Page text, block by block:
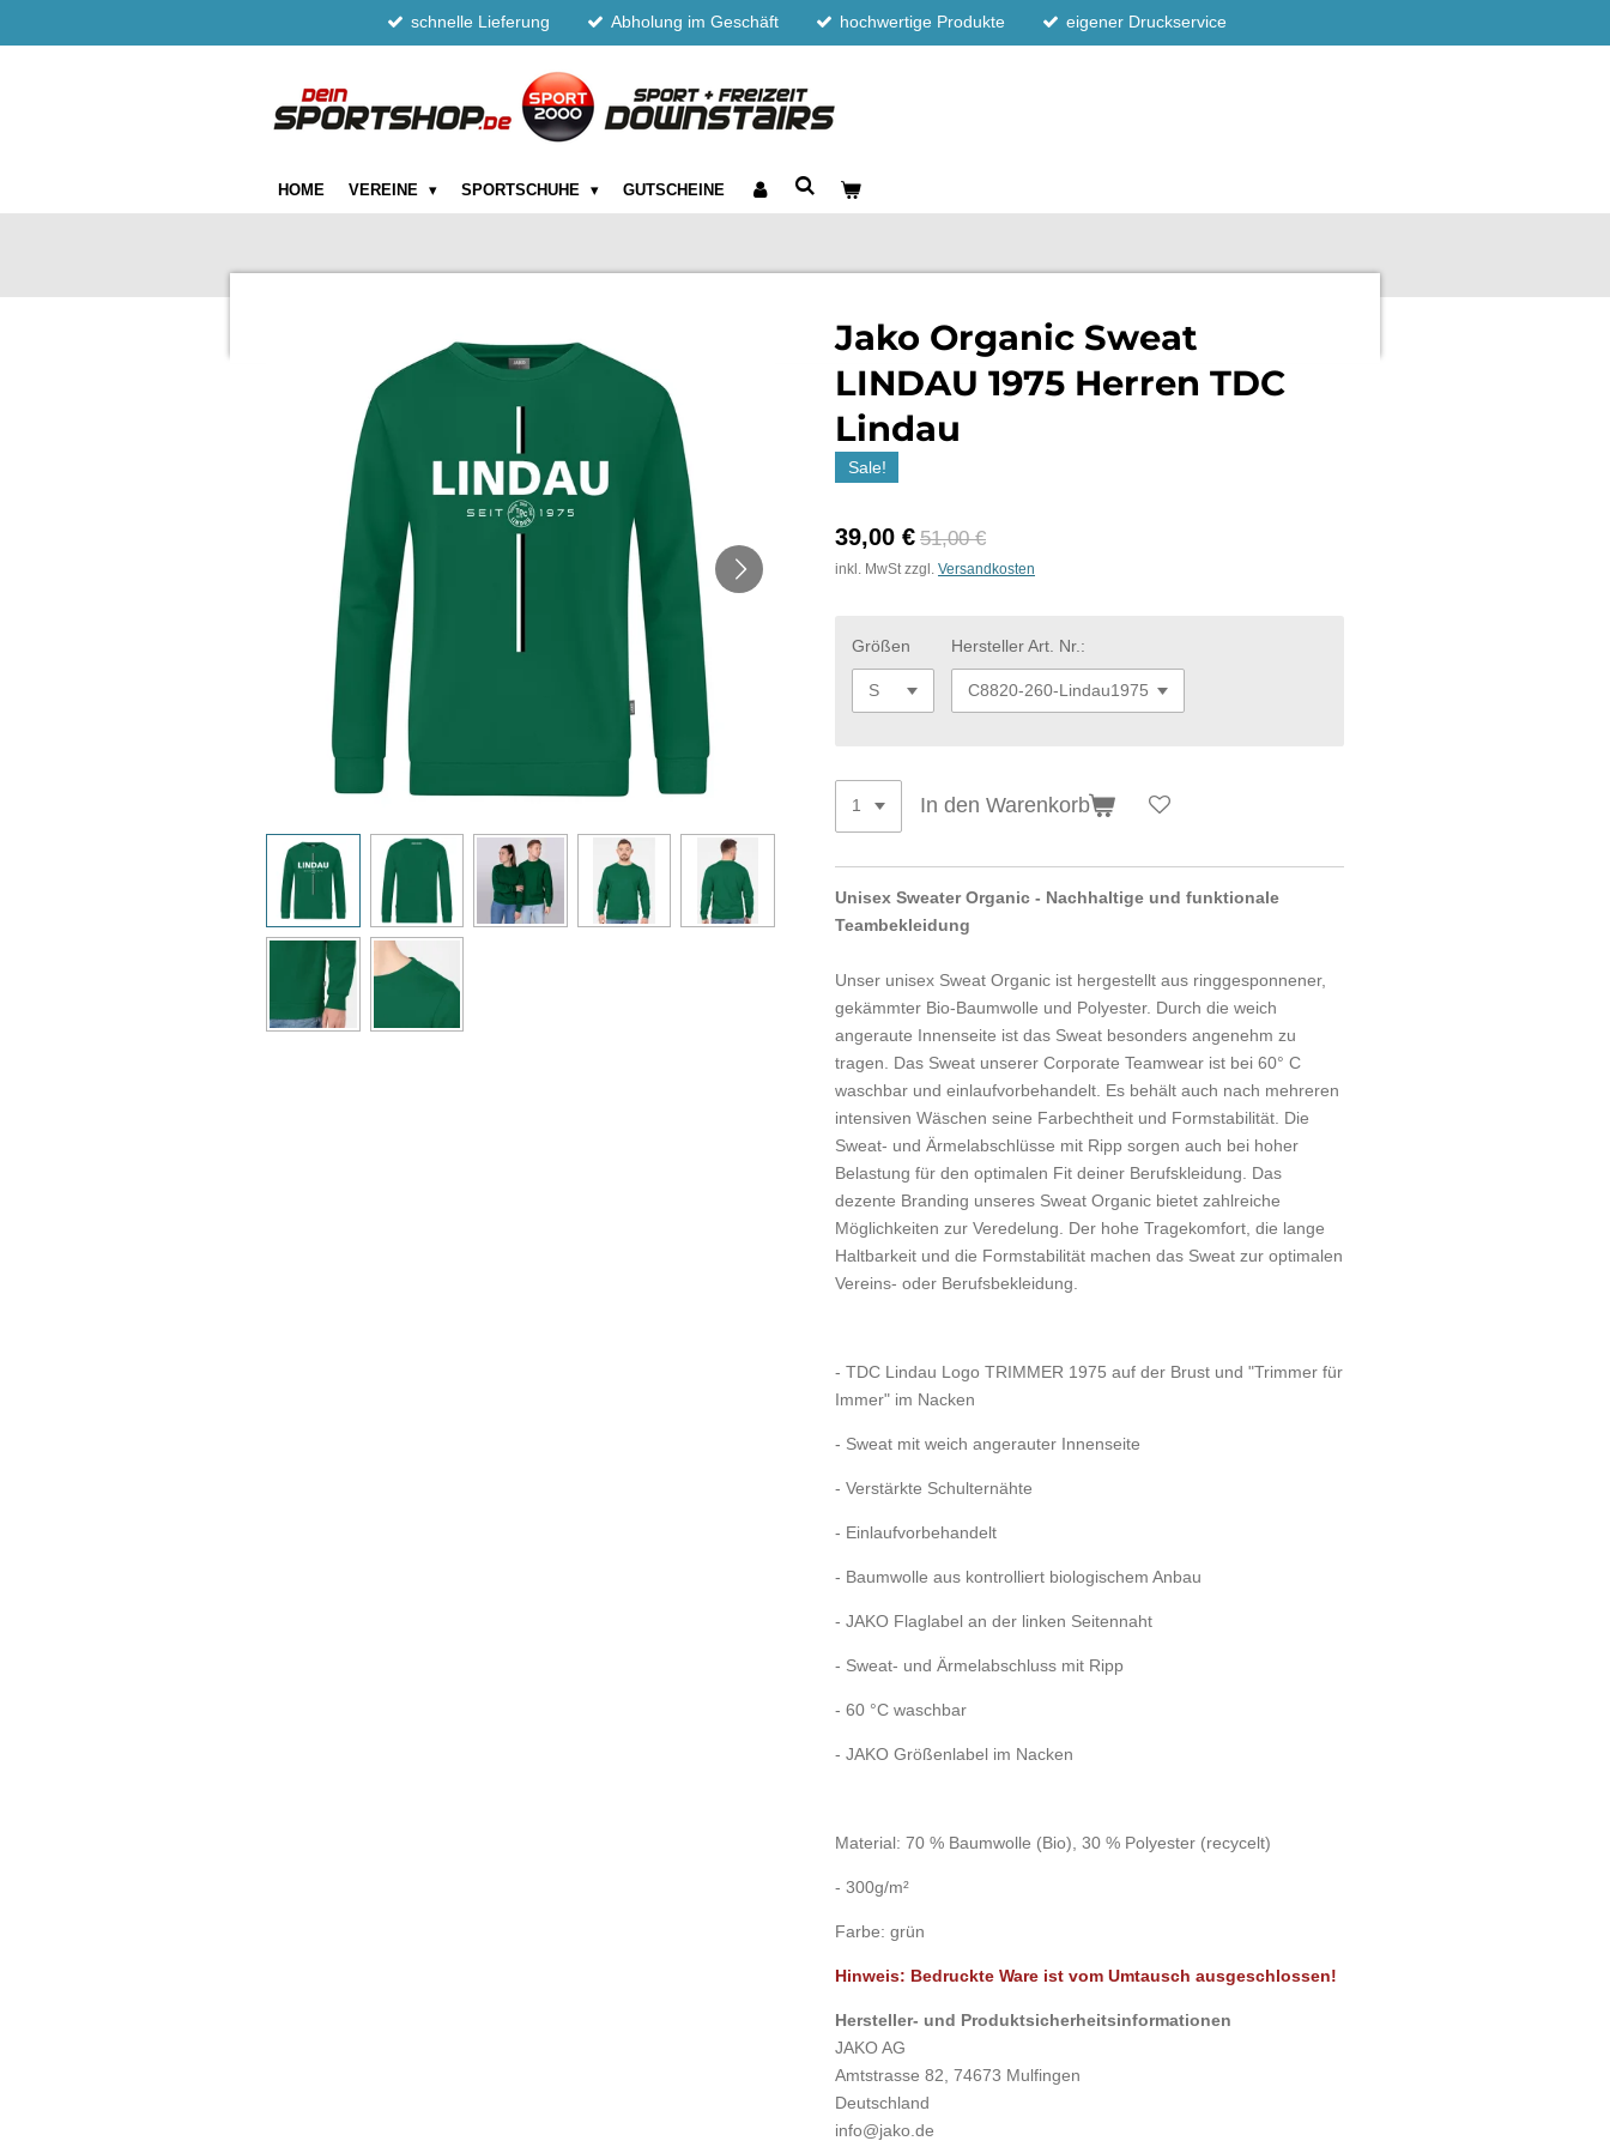
Hauptinhalt
schnelle Lieferung Abholung im Geschäft hochwertige Produkte eigener Druckservice
HOME VEREINE SPORTSCHUHE GUTSCHEINE
Jako Organic Sweat
LINDAU 1975 Herren TDC
Lindau
Sale!
39,00 € 51,00 €
inkl. MwSt zzgl. Versandkosten
Größen Hersteller Art. Nr.:
In den Warenkorb
Unisex Sweater Organic - Nachhaltige und funktionale
Teambekleidung
Unser unisex Sweat Organic ist hergestellt aus ringgesponnener,
gekämmter Bio-Baumwolle und Polyester. Durch die weich
angeraute Innenseite ist das Sweat besonders angenehm zu
tragen. Das Sweat unserer Corporate Teamwear ist bei 60° C
waschbar und einlaufvorbehandelt. Es behält auch nach mehreren
intensiven Wäschen seine Farbechtheit und Formstabilität. Die
Sweat- und Ärmelabschlüsse mit Ripp sorgen auch bei hoher
Belastung für den optimalen Fit deiner Berufskleidung. Das
dezente Branding unseres Sweat Organic bietet zahlreiche
Möglichkeiten zur Veredelung. Der hohe Tragekomfort, die lange
Haltbarkeit und die Formstabilität machen das Sweat zur optimalen
Vereins- oder Berufsbekleidung.
- TDC Lindau Logo TRIMMER 1975 auf der Brust und "Trimmer für
Immer" im Nacken
- Sweat mit weich angerauter Innenseite
- Verstärkte Schulternähte
- Einlaufvorbehandelt
- Baumwolle aus kontrolliert biologischem Anbau
- JAKO Flaglabel an der linken Seitennaht
- Sweat- und Ärmelabschluss mit Ripp
- 60 °C waschbar
- JAKO Größenlabel im Nacken
Material: 70 % Baumwolle (Bio), 30 % Polyester (recycelt)
- 300g/m²
Farbe: grün
Hinweis: Bedruckte Ware ist vom Umtausch ausgeschlossen!
Hersteller- und Produktsicherheitsinformationen
JAKO AG
Amtstrasse 82, 74673 Mulfingen
Deutschland
info@jako.de